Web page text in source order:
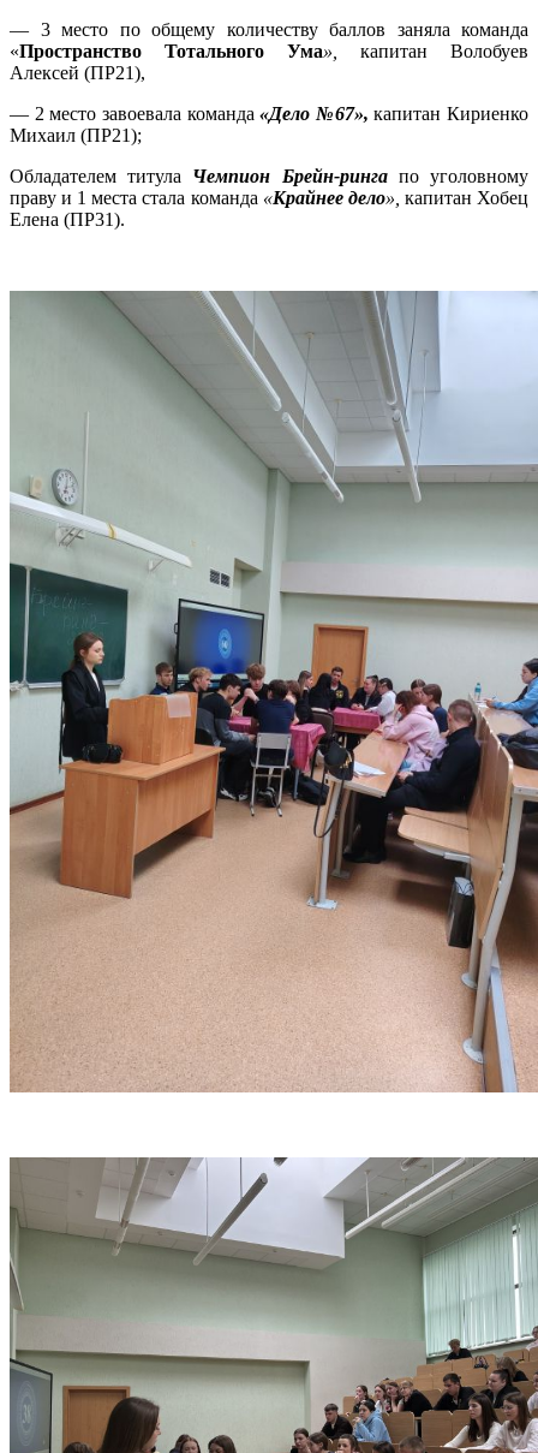
— 3 место по общему количеству баллов заняла команда
«Пространство Тотального Ума»,
капитан Волобуев
Алексей (ПР21),
— 2 место завоевала команда«Дело №67», капитан Кириенко
Михаил (ПР21);
Обладателем титула Чемпион Брейн-рингапо уголовному
праву и 1 места стала команда «Крайнее дело», капитан Хобец
Елена (ПР31).